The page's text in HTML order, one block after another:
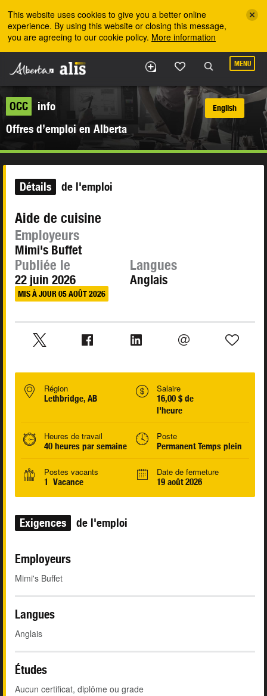
This website uses cookies to give you a better online
experience. By using this website or closing this message,
you are agreeing to our cookie policy. More information
MENU
OCC
info
Offres d’emploi en Alberta
English
Détails de l'emploi
Aide de cuisine
Employeurs
Mimi's Buffet
Publiée le
22 juin 2026
MIS À JOUR 05 AOÛT 2026
Langues
Anglais
Région
Lethbridge, AB
Salaire
16,00 $ de
l'heure
Heures de travail
40 heures par semaine
Poste
Permanent Temps plein
Postes vacants
1 Vacance
Date de fermeture
19 août 2026
Exigences de l'emploi
Employeurs
Mimi's Buffet
Langues
Anglais
Études
Aucun certificat, diplôme ou grade